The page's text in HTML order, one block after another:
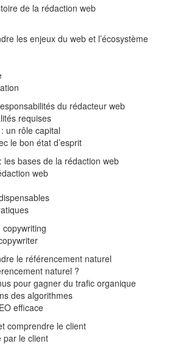
de la rédaction web
les enjeux du web et l’écosystème
du rédacteur web
requises
un rôle capital
le bon état d’esprit
les bases de la rédaction web
web
le référencement naturel
naturel ?
pour gagner du trafic organique
des algorithmes
efficace
comprendre le client
par le client